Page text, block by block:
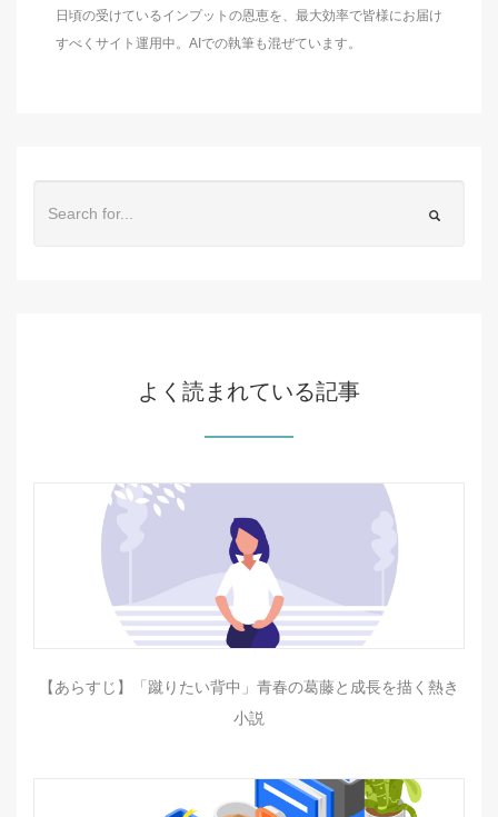
日頃の受けているインプットの恩恵を、最大効率で皆様にお届け
すべくサイト運用中。AIでの執筆も混ぜています。
よく読まれている記事
【あらすじ】「蹴りたい背中」青春の葛藤と成長を描く熱き
小説